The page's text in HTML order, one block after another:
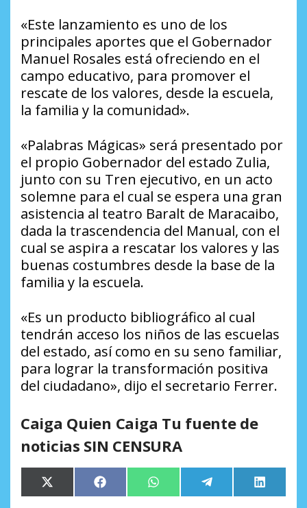
«Este lanzamiento es uno de los
principales aportes que el Gobernador
Manuel Rosales está ofreciendo en el
campo educativo, para promover el
rescate de los valores, desde la escuela,
la familia y la comunidad».
«Palabras Mágicas» será presentado por
el propio Gobernador del estado Zulia,
junto con su Tren ejecutivo, en un acto
solemne para el cual se espera una gran
asistencia al teatro Baralt de Maracaibo,
dada la trascendencia del Manual, con el
cual se aspira a rescatar los valores y las
buenas costumbres desde la base de la
familia y la escuela.
«Es un producto bibliográfico al cual
tendrán acceso los niños de las escuelas
del estado, así como en su seno familiar,
para lograr la transformación positiva
del ciudadano», dijo el secretario Ferrer.
Caiga Quien Caiga Tu fuente de
noticias SIN CENSURA
Compartir
en
X
(Twitter)
Compartir
en
Facebook Compartir
en
WhatsApp Compartir
en
Telegram
en
LinkedIn